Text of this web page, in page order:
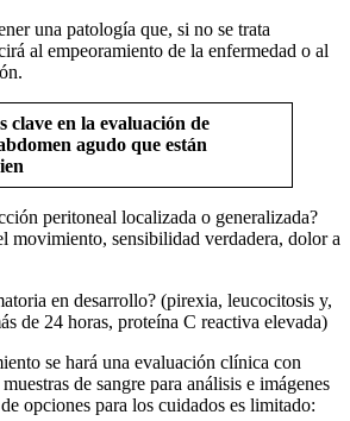
una patología que, si no se trata
al empeoramiento de la enfermedad o al
clave en la evaluación de
agudo que están
peritoneal localizada o generalizada?
movimiento, sensibilidad verdadera, dolor a
en desarrollo? (pirexia, leucocitosis y,
de 24 horas, proteína C reactiva elevada)
se hará una evaluación clínica con
de sangre para análisis e imágenes
opciones para los cuidados es limitado: